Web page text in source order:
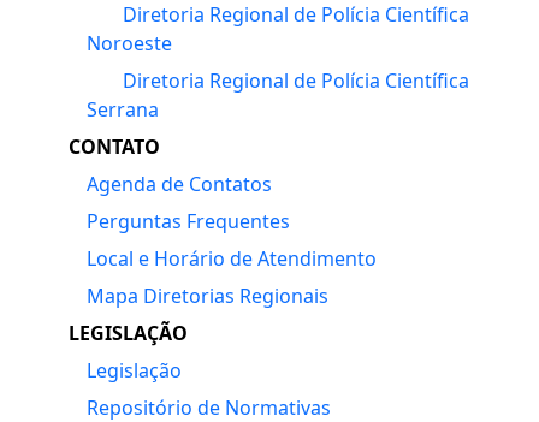
Diretoria Regional de Polícia Científica
Noroeste
Diretoria Regional de Polícia Científica
Serrana
CONTATO
Agenda de Contatos
Perguntas Frequentes
Local e Horário de Atendimento
Mapa Diretorias Regionais
LEGISLAÇÃO
Legislação
Repositório de Normativas